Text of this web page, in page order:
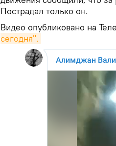
Пострадал только он.
Видео опубликовано на
сегодня".